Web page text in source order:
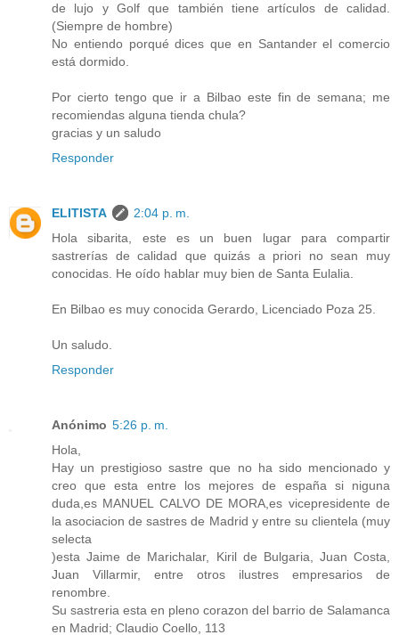
de lujo y Golf que también tiene artículos de calidad.
(Siempre de hombre)
No entiendo porqué dices que en Santander el comercio
está dormido.
Por cierto tengo que ir a Bilbao este fin de semana; me
recomiendas alguna tienda chula?
gracias y un saludo
Responder
ELITISTA
2:04 p. m.
Hola sibarita, este es un buen lugar para compartir
sastrerías de calidad que quizás a priori no sean muy
conocidas. He oído hablar muy bien de Santa Eulalia.
En Bilbao es muy conocida Gerardo, Licenciado Poza 25.
Un saludo.
Responder
Anónimo 5:26 p. m.
Hola,
Hay un prestigioso sastre que no ha sido mencionado y
creo que esta entre los mejores de españa si niguna
duda,es MANUEL CALVO DE MORA,es vicepresidente de
la asociacion de sastres de Madrid y entre su clientela (muy
selecta
)esta Jaime de Marichalar, Kiril de Bulgaria, Juan Costa,
Juan Villarmir, entre otros ilustres empresarios de
renombre.
Su sastreria esta en pleno corazon del barrio de Salamanca
en Madrid; Claudio Coello, 113